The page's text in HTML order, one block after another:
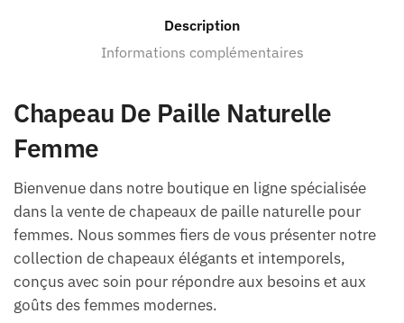
Description
Informations complémentaires
Chapeau De Paille Naturelle
Femme
Bienvenue dans notre boutique en ligne spécialisée
dans la vente de chapeaux de paille naturelle pour
femmes. Nous sommes fiers de vous présenter notre
collection de chapeaux élégants et intemporels,
conçus avec soin pour répondre aux besoins et aux
goûts des femmes modernes.